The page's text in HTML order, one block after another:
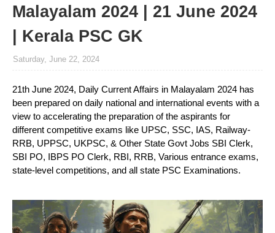
Malayalam 2024 | 21 June 2024
| Kerala PSC GK
Saturday, June 22, 2024
21th June 2024, Daily Current Affairs in Malayalam 2024 has
been prepared on daily national and international events with a
view to accelerating the preparation of the aspirants for
different competitive exams like UPSC, SSC, IAS, Railway-
RRB, UPPSC, UKPSC, & Other State Govt Jobs SBI Clerk,
SBI PO, IBPS PO Clerk, RBI, RRB, Various entrance exams,
state-level competitions, and all state PSC Examinations.